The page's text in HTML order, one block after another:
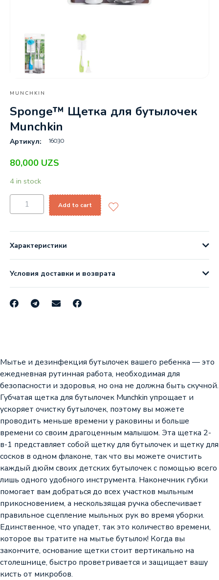
MUNCHKIN
Sponge™ Щетка для бутылочек
Munchkin
Артикул: 16030
80,000 UZS
4 in stock
Add to cart
Характеристики
Условия доставки и возврата
Мытье и дезинфекция бутылочек вашего ребенка — это
ежедневная рутинная работа, необходимая для
безопасности и здоровья, но она не должна быть скучной.
Губчатая щетка для бутылочек Munchkin упрощает и
ускоряет очистку бутылочек, поэтому вы можете
проводить меньше времени у раковины и больше
времени со своим драгоценным малышом. Эта щетка 2-
в-1 представляет собой щетку для бутылочек и щетку для
сосков в одном флаконе, так что вы можете очистить
каждый дюйм своих детских бутылочек с помощью всего
лишь одного удобного инструмента. Наконечник губки
помогает вам добраться до всех участков мыльным
прикосновением, а нескользящая ручка обеспечивает
правильное сцепление мыльных рук во время уборки.
Единственное, что упадет, так это количество времени,
которое вы тратите на мытье бутылок! Когда вы
закончите, основание щетки стоит вертикально на
столешнице, быстро проветривается и защищает вашу
кисть от микробов.